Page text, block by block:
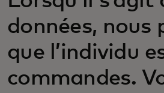
données, nous
que l’individu
commandes.